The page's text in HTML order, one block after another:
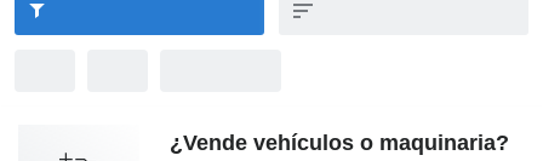
¿Vende vehículos o maquinaria?